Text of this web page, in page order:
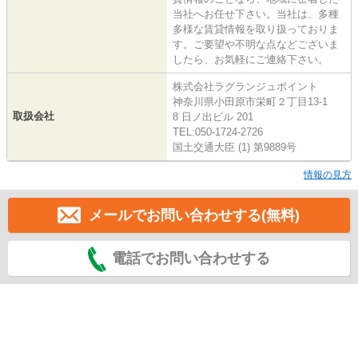
当社へお任せ下さい。当社は、多種
多様な賃貸情報を取り扱っておりま
す。ご要望や不明な点などございま
したら、お気軽にご連絡下さい。
取扱会社
株式会社ラグランジュポイント
神奈川県小田原市栄町２丁目13-1
8 日ノ出ビル 201
TEL:050-1724-2726
国土交通大臣 (1) 第9889号
情報の見方
メールでお問い合わせする(無料)
電話でお問い合わせする